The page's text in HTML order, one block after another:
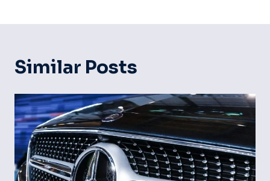
Similar Posts